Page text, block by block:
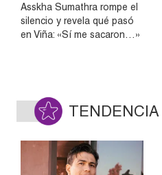
Asskha Sumathra rompe el
silencio y revela qué pasó
en Viña: «Sí me sacaron…»
TENDENCIA